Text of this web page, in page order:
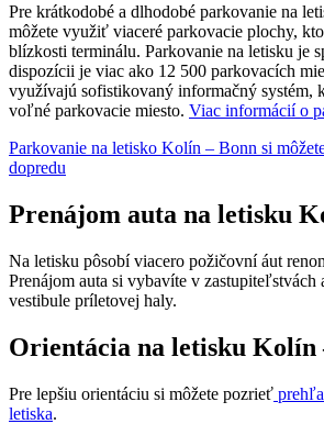
Pre krátkodobé a dlhodobé parkovanie na
môžete využiť viaceré parkovacie plochy,
blízkosti terminálu. Parkovanie na letisku je
dispozícii je viac ako 12 500 parkovacích
využívajú sofistikovaný informačný systém,
voľné parkovacie miesto. Viac informácií o
Parkovanie na letisko Kolín – Bonn si
dopredu
Prenájom auta na letisku
Na letisku pôsobí viacero požičovní áut
Prenájom auta si vybavíte v
vestibule príletovej haly.
Orientácia na letisku Kolín
Pre lepšiu orientáciu si môžete pozrieť
letiska.